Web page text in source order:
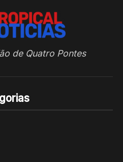
de Quatro Pontes